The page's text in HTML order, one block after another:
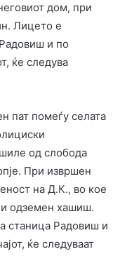
дом, при
Лицето е
и по
ќе следува
пат помеѓу селата
од слобода
При извршен
на Д.К., во кое
и одземен хашиш.
станица Радовиш и
ќе следуваат